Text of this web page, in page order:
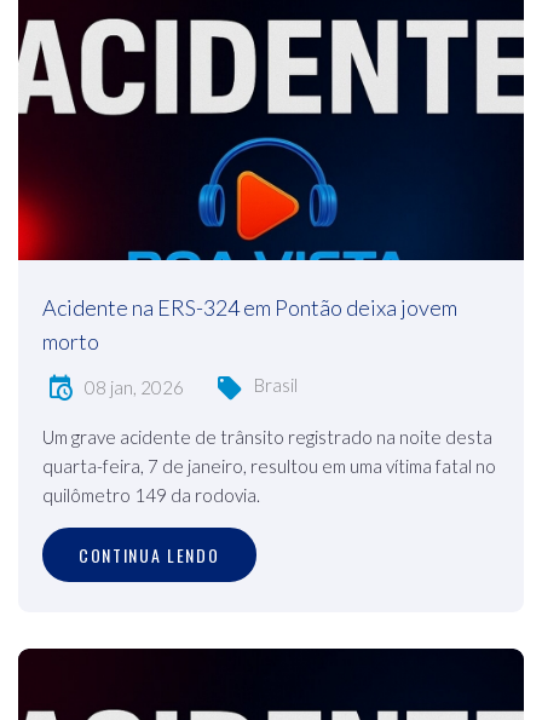
Acidente na ERS-324 em Pontão deixa jovem
morto
08 jan, 2026 Brasil
Um grave acidente de trânsito registrado na noite desta
quarta-feira, 7 de janeiro, resultou em uma vítima fatal no
quilômetro 149 da rodovia.
CONTINUA LENDO